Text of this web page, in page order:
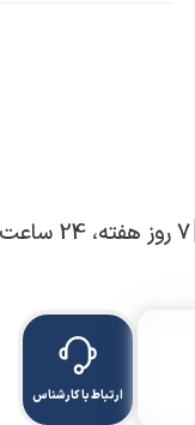
7 روز هفته، 24 ساعت
ارتباط با کارشناس